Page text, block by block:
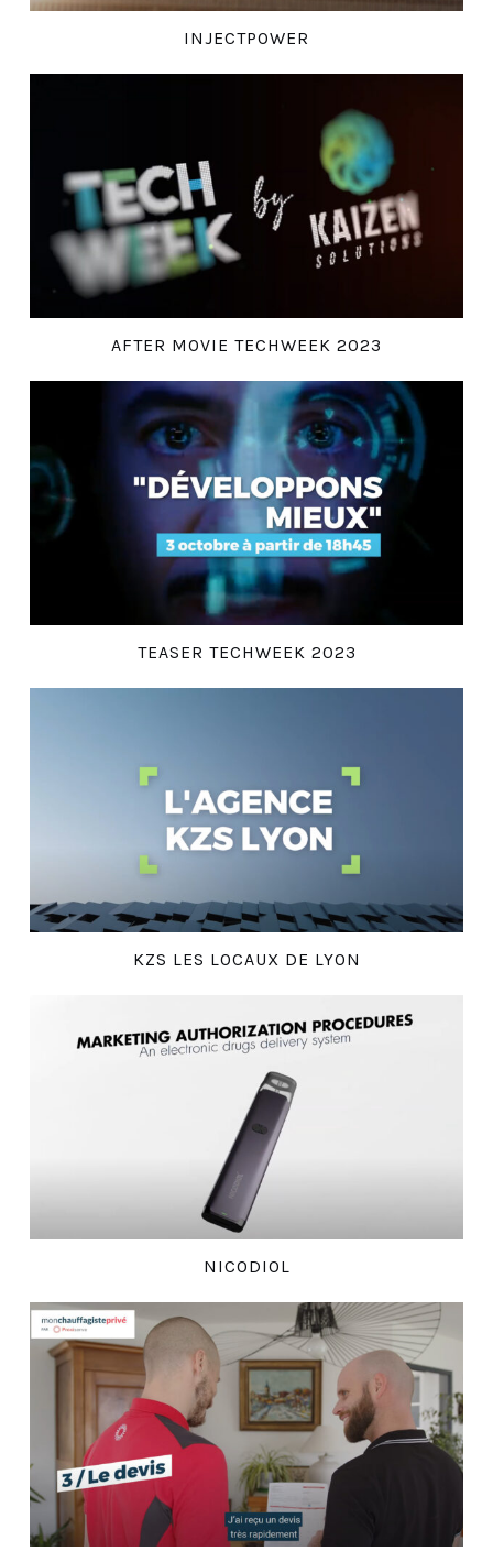
INJECTPOWER
AFTER MOVIE TECHWEEK 2023
TEASER TECHWEEK 2023
KZS LES LOCAUX DE LYON
NICODIOL